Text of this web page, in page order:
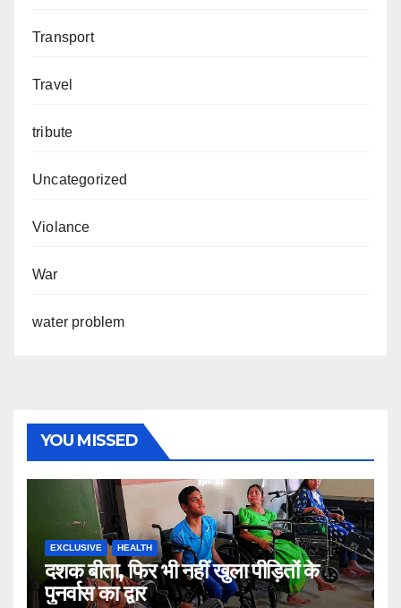
Transport
Travel
tribute
Uncategorized
Violance
War
water problem
YOU MISSED
EXCLUSIVE HEALTH
दशक बीता, फिर भी नहीं खुला पीड़ितों के
पुनर्वास का द्वार